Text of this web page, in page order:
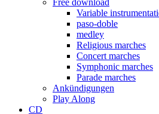
Free download
Variable
paso-doble
medley
Religious marches
Concert marches
Symphonic marches
Parade marches
Ankündigungen
Play Along
CD